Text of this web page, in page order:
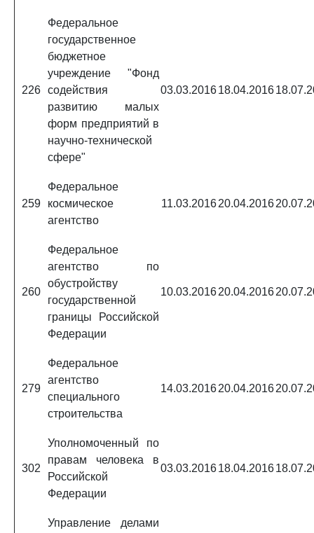
226
Федеральное
государственное
бюджетное
учреждение "Фонд
содействия
развитию малых
форм предприятий в
научно-технической
сфере"
03.03.201618.04.2016
259
Федеральное
космическое
агентство
11.03.2016 20.04.2016
260
Федеральное
агентство по
обустройству
государственной
границы Российской
Федерации
10.03.201620.04.2016
279
Федеральное
агентство
специального
строительства
14.03.201620.04.2016
302
Уполномоченный по
правам человека в
Российской
Федерации
03.03.201618.04.2016
Управление делами